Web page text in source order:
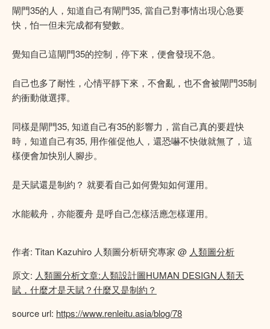
閘門35的人，知道自己有閘門35, 當自己對事情出現心急要
快，怕一但未完成都有變數。
覺知自己這閘門35的控制，停下來，便會發現不急。
自己也多了耐性，心情平靜下來，不會亂，也不會被閘門35制
約衝動做選擇。
同樣是閘門35, 知道自己有35的影響力，當自己真的要趕快
時，知道自己有35, 用作催促他人，還恐嚇不快做就無了，這
樣便會加快別人腳步。
是天賦還是制約？ 就要看自己如何覺知如何運用。
水能載舟，亦能覆舟 是呼自己怎樣活應怎樣運用。
作者: Titan Kazuhiro 人類圖分析研究專家 @ 人類圖分析
原文: 人類圖分析文章:人類設計圖HUMAN DESIGN人類天
賦，什麼才是天賦？什麼又是制約？
source url: https://www.renleitu.asia/blog/78